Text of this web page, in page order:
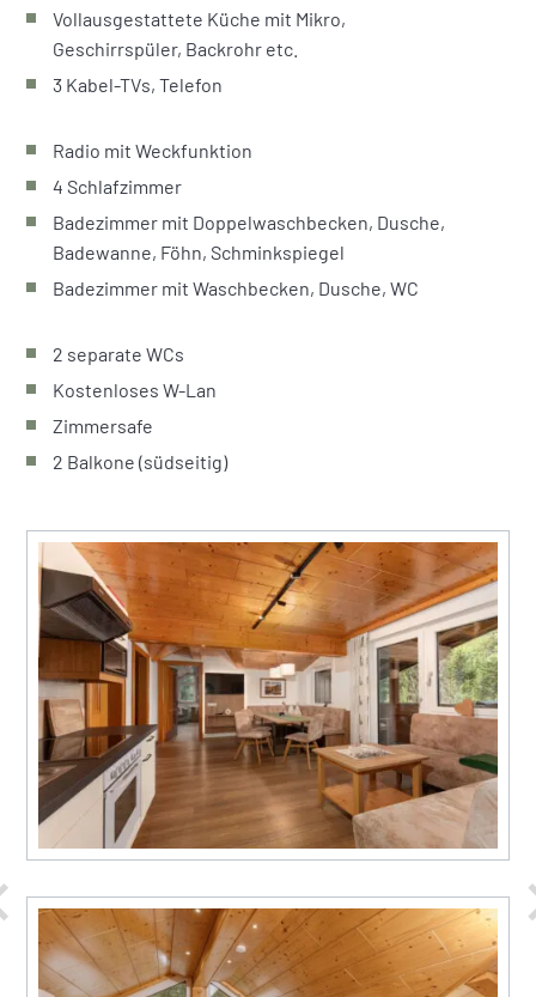
Vollausgestattete Küche mit Mikro,
Geschirrspüler, Backrohr etc.
3 Kabel-TVs, Telefon
Radio mit Weckfunktion
4 Schlafzimmer
Badezimmer mit Doppelwaschbecken, Dusche,
Badewanne, Föhn, Schminkspiegel
Badezimmer mit Waschbecken, Dusche, WC
2 separate WCs
Kostenloses W-Lan
Zimmersafe
2 Balkone (südseitig)